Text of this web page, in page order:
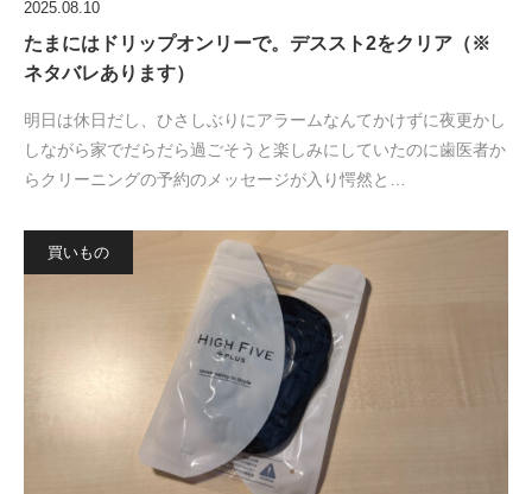
2025.08.10
たまにはドリップオンリーで。デススト2をクリア（※
ネタバレあります）
明日は休日だし、ひさしぶりにアラームなんてかけずに夜更かし
しながら家でだらだら過ごそうと楽しみにしていたのに歯医者か
らクリーニングの予約のメッセージが入り愕然と…
買いもの